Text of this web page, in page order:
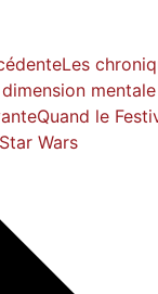
Les
mentale
Quand le
Wars